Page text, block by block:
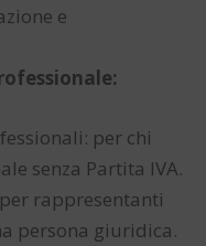
e
per chi
senza Partita IVA.
rappresentanti
persona giuridica.